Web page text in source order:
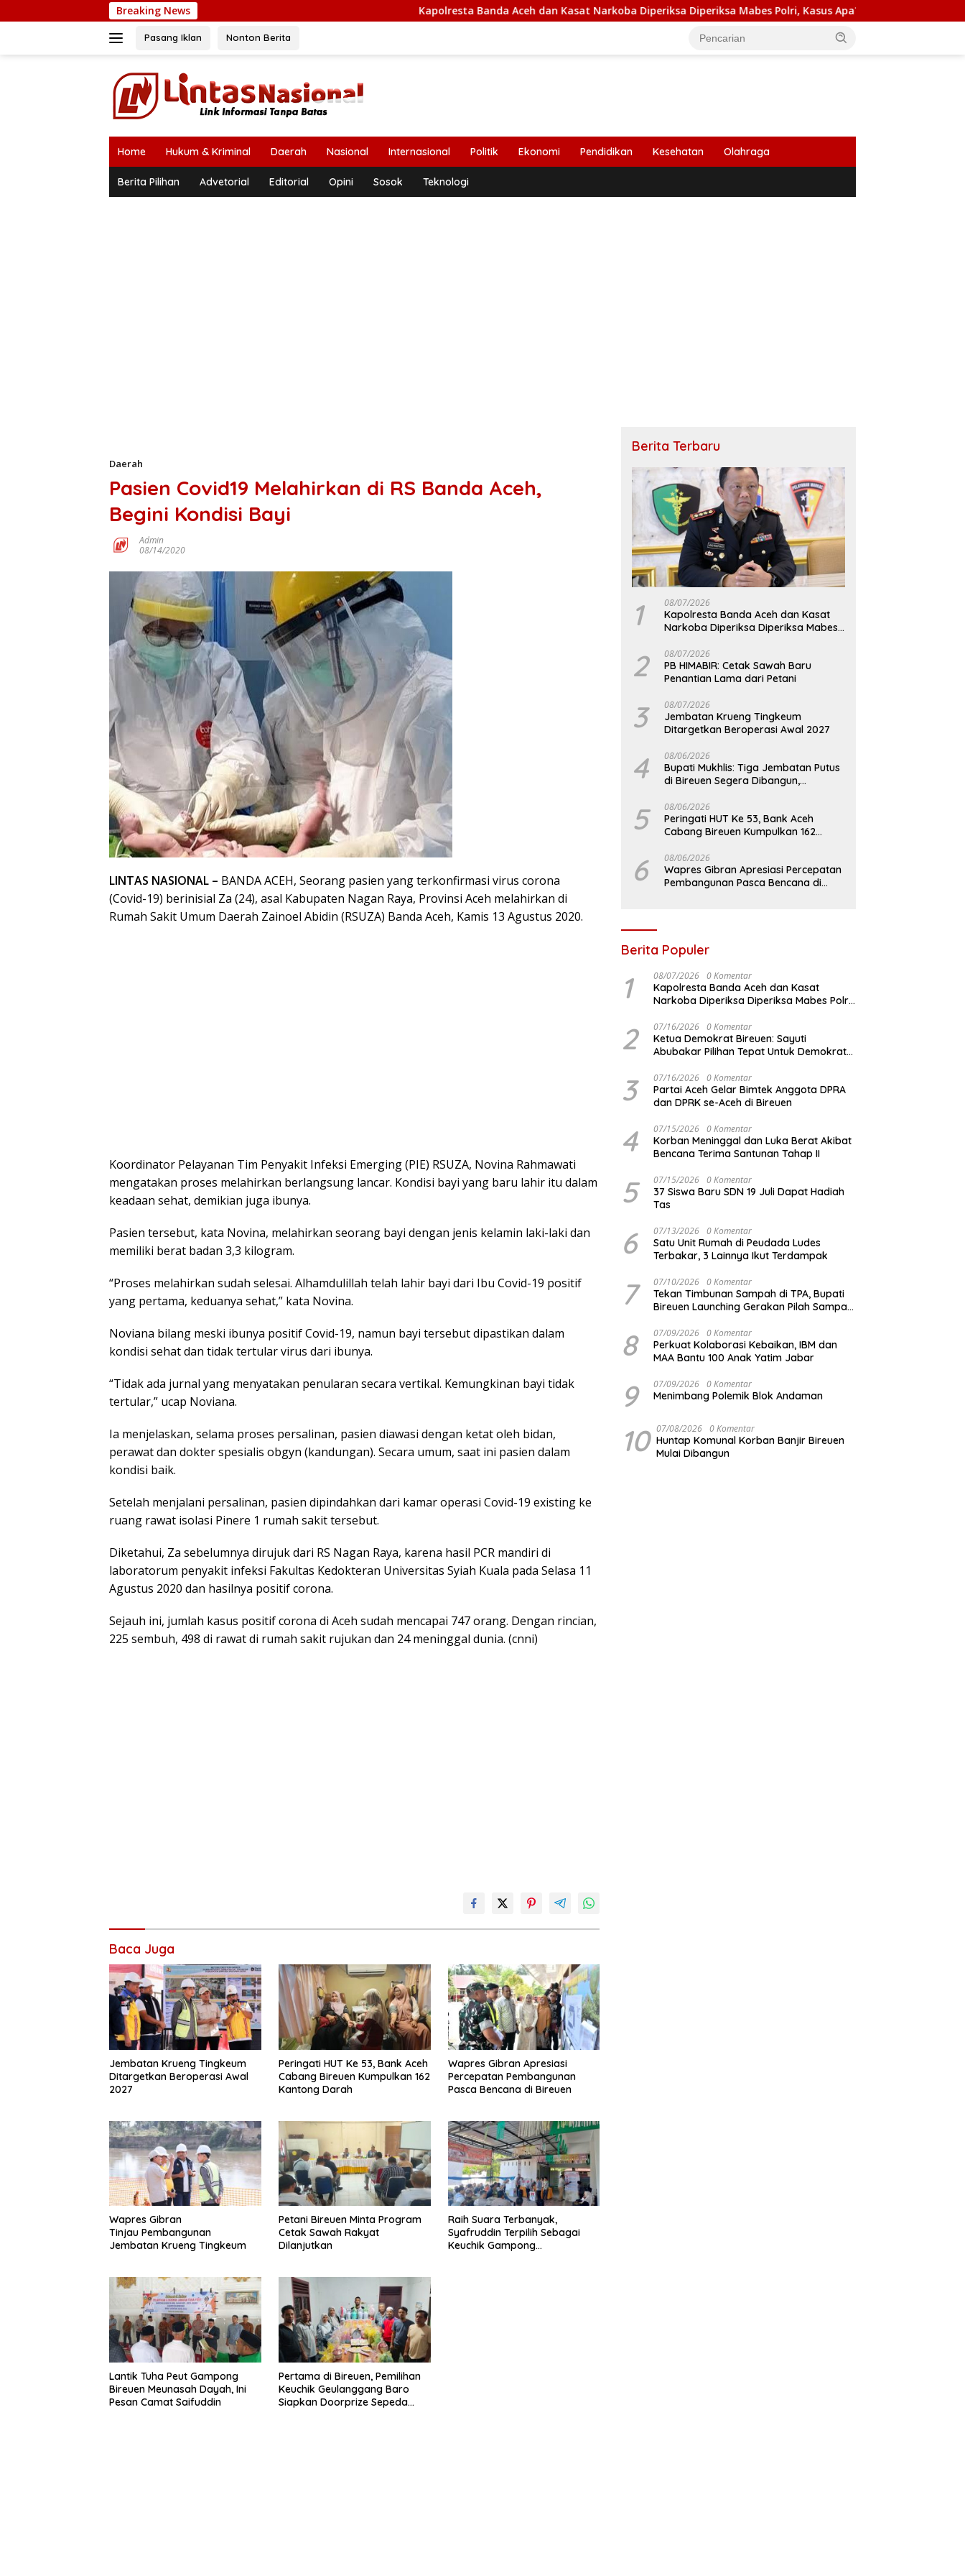
ke
Breaking News Kapolresta Banda Aceh dan Kasat Narkoba Diperiksa Diperiksa Mabes Polri, Kasus Apa? PB HIMABIR: Cetak
Pasang Iklan Nonton Berita
Home Hukum & Kriminal Daerah Nasional Internasional Politik Ekonomi Pendidikan Kesehatan Olahraga
Berita Pilihan Advetorial Editorial Opini Sosok Teknologi
Daerah
Pasien Covid19 Melahirkan di RS Banda Aceh,
Begini Kondisi Bayi
Admin
08/14/2020
LINTAS NASIONAL – BANDA ACEH, Seorang pasien yang terkonfirmasi virus corona
(Covid-19) berinisial Za (24), asal Kabupaten Nagan Raya, Provinsi Aceh melahirkan di
Rumah Sakit Umum Daerah Zainoel Abidin (RSUZA) Banda Aceh, Kamis 13 Agustus 2020.
Koordinator Pelayanan Tim Penyakit Infeksi Emerging (PIE) RSUZA, Novina Rahmawati
mengatakan proses melahirkan berlangsung lancar. Kondisi bayi yang baru lahir itu dalam
keadaan sehat, demikian juga ibunya.
Pasien tersebut, kata Novina, melahirkan seorang bayi dengan jenis kelamin laki-laki dan
memiliki berat badan 3,3 kilogram.
“Proses melahirkan sudah selesai. Alhamdulillah telah lahir bayi dari Ibu Covid-19 positif
yang pertama, keduanya sehat,” kata Novina.
Noviana bilang meski ibunya positif Covid-19, namun bayi tersebut dipastikan dalam
kondisi sehat dan tidak tertular virus dari ibunya.
“Tidak ada jurnal yang menyatakan penularan secara vertikal. Kemungkinan bayi tidak
tertular,” ucap Noviana.
Ia menjelaskan, selama proses persalinan, pasien diawasi dengan ketat oleh bidan,
perawat dan dokter spesialis obgyn (kandungan). Secara umum, saat ini pasien dalam
kondisi baik.
Setelah menjalani persalinan, pasien dipindahkan dari kamar operasi Covid-19 existing ke
ruang rawat isolasi Pinere 1 rumah sakit tersebut.
Diketahui, Za sebelumnya dirujuk dari RS Nagan Raya, karena hasil PCR mandiri di
laboratorum penyakit infeksi Fakultas Kedokteran Universitas Syiah Kuala pada Selasa 11
Agustus 2020 dan hasilnya positif corona.
Sejauh ini, jumlah kasus positif corona di Aceh sudah mencapai 747 orang. Dengan rincian,
225 sembuh, 498 di rawat di rumah sakit rujukan dan 24 meninggal dunia. (cnni)
Baca Juga
Jembatan Krueng Tingkeum
Ditargetkan Beroperasi Awal
2027
Peringati HUT Ke 53, Bank Aceh
Cabang Bireuen Kumpulkan 162
Kantong Darah
Wapres Gibran Apresiasi
Percepatan Pembangunan
Pasca Bencana di Bireuen
Wapres Gibran
Tinjau Pembangunan
Jembatan Krueng Tingkeum
Petani Bireuen Minta Program
Cetak Sawah Rakyat
Dilanjutkan
Raih Suara Terbanyak,
Syafruddin Terpilih Sebagai
Keuchik Gampong
Lantik Tuha Peut Gampong
Bireuen Meunasah Dayah, Ini
Pertama di Bireuen, Pemilihan
Keuchik Geulanggang Baro
Siapkan Doorprize Sepeda
Berita Terbaru
1 08/07/2026
Kapolresta Banda Aceh dan Kasat
Narkoba Diperiksa Diperiksa Mabes
2 08/07/2026
PB HIMABIR: Cetak Sawah Baru
Penantian Lama dari Petani
3 08/07/2026
Jembatan Krueng Tingkeum
Ditargetkan Beroperasi Awal 2027
4 08/06/2026
Bupati Mukhlis: Tiga Jembatan Putus
di Bireuen Segera Dibangun,
5 08/06/2026
Peringati HUT Ke 53, Bank Aceh
Cabang Bireuen Kumpulkan 162
6 08/06/2026
Wapres Gibran Apresiasi Percepatan
Pembangunan Pasca Bencana di
Berita Populer
1 08/07/2026 0 Komentar
Kapolresta Banda Aceh dan Kasat
Narkoba Diperiksa Diperiksa Mabes Polri,
2 07/16/2026 0 Komentar
Ketua Demokrat Bireuen: Sayuti
Abubakar Pilihan Tepat Untuk Demokrat
3 07/16/2026 0 Komentar
Partai Aceh Gelar Bimtek Anggota DPRA
dan DPRK se-Aceh di Bireuen
4 07/15/2026 0 Komentar
Korban Meninggal dan Luka Berat Akibat
Bencana Terima Santunan Tahap II
5 07/15/2026 0 Komentar
37 Siswa Baru SDN 19 Juli Dapat Hadiah
Tas
6 07/13/2026 0 Komentar
Satu Unit Rumah di Peudada Ludes
Terbakar, 3 Lainnya Ikut Terdampak
7 07/10/2026 0 Komentar
Tekan Timbunan Sampah di TPA, Bupati
Bireuen Launching Gerakan Pilah Sampah
8 07/09/2026 0 Komentar
Perkuat Kolaborasi Kebaikan, IBM dan
MAA Bantu 100 Anak Yatim Jabar
9 07/09/2026 0 Komentar
Menimbang Polemik Blok Andaman
10 07/08/2026 0 Komentar
Huntap Komunal Korban Banjir Bireuen
Mulai Dibangun